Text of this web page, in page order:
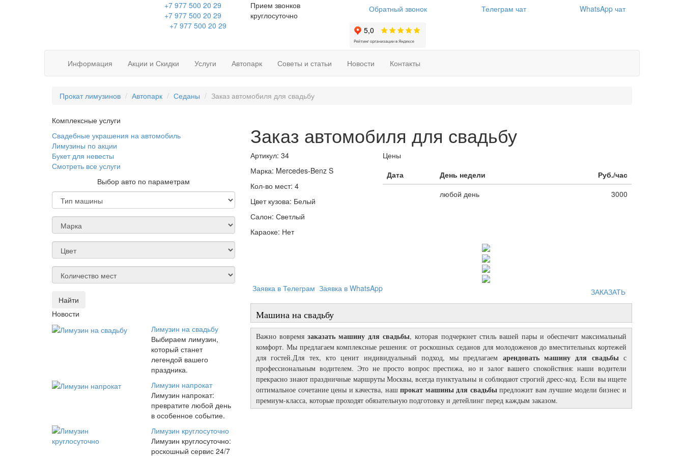
+7 977 500 20 29
+7 977 500 20 29
+7 977 500 20 29
Прием звонков
круглосуточно
Обратный звонок Телеграм чат WhatsApp чат
Информация Акции и Скидки Услуги Автопарк Советы и статьи Новости Контакты
Прокат лимузинов Автопарк Седаны Заказ автомобиля для свадьбу
Заказ автомобиля для свадьбу
Артикул: 34
Марка: Mercedes-Benz S
Кол-во мест: 4
Цвет кузова: Белый
Салон: Светлый
Караоке: Нет
Цены
Дата
День недели
Руб./час
любой день
3000
Заявка в Телеграм Заявка в WhatsApp ЗАКАЗАТЬ
Машина на свадьбу
Важно вовремязаказать машину для свадьбы, которая подчеркнет стиль вашей пары и обеспечит максимальный
комфорт. Мы предлагаем комплексные решения: от роскошных седанов для молодоженов до вместительных кортежей
для гостей.Для тех, кто ценит индивидуальный подход, мы предлагаем арендовать машину для свадьбыс
профессиональным водителем. Это не просто вопрос престижа, но и залог вашего спокойствия: наши водители
прекрасно знают праздничные маршруты Москвы, всегда пунктуальны и соблюдают строгий дресс-код. Если вы ищете
оптимальное сочетание цены и качества, нашпрокат машины для свадьбыпредложит вам лучшие модели бизнес и
премиум-класса, которые проходят обязательную подготовку и детейлинг перед каждым заказом.
Комплексные услуги
Свадебные украшения на автомобиль
Лимузины по акции
Букет для невесты
Смотреть все услуги
Выбор авто по параметрам
Найти
Новости
Лимузин на свадьбу
Выбираем лимузин,
который станет
легендой вашего
праздника.
Лимузин напрокат
Лимузин напрокат:
превратите любой день
в особенное событие.
Лимузин круглосуточно
Лимузин круглосуточно:
роскошный сервис 24/7